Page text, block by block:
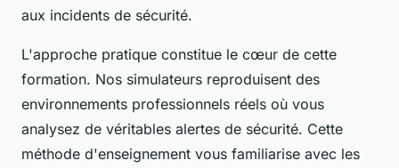
aux incidents de sécurité.
L'approche pratique constitue le cœur de cette
formation. Nos simulateurs reproduisent des
environnements professionnels réels où vous
analysez de véritables alertes de sécurité. Cette
méthode d'enseignement vous familiarise avec les